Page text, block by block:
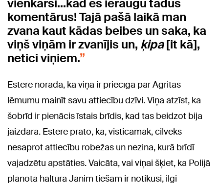
vienkārši...kad es ieraugu tādus
komentārus! Tajā pašā laikā man
zvana kaut kādas beibes un saka, ka
viņš viņām ir zvanījis un, ķipa[it kā],
netici viņiem.
Estere norāda, ka viņa ir priecīga par Agritas
lēmumu mainīt savu attiecību dzīvi. Viņa atzīst, ka
šobrīd ir pienācis īstais brīdis, kad tas beidzot bija
jāizdara. Estere prāto, ka, visticamāk, cilvēks
nesaprot attiecību robežas un nezina, kurā brīdī
vajadzētu apstāties. Vaicāta, vai viņai šķiet, ka Polijā
plānotā haltūra Jānim tiešām ir notikusi, ilgi